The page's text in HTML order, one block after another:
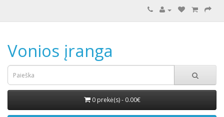
Vonios įranga
0 prekė(s) - 0.00€